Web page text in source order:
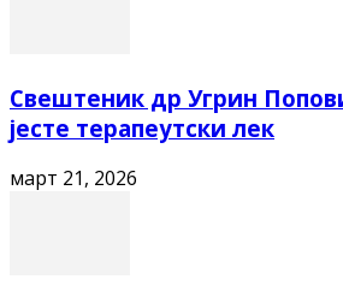
Свештеник др Угрин
јесте терапеутски лек
март 21, 2026